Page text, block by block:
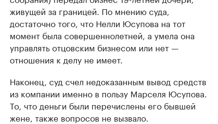
живущей за границей. По мнению суда,
достаточно того, что Нелли Юсупова на тот
момент была совершеннолетней, а умела она
управлять отцовским бизнесом или нет —
отношения к делу не имеет.
Наконец, суд счел недоказанным вывод средств
из компании именно в пользу Марселя Юсупова.
То, что деньги были перечислены его бывшей
жене, также вопросов не вызвало.